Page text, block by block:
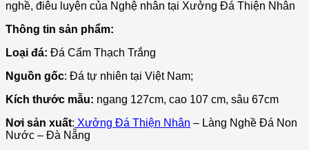
nghề, điêu luyện của Nghệ nhân tại Xưởng Đá Thiện Nhân
Thông tin sản phẩm:
Loại đá: Đá Cẩm Thạch Trắng
Nguồn gốc: Đá tự nhiên tại Việt Nam;
Kích thước mẫu: ngang 127cm, cao 107 cm, sâu 67cm
Nơi sản xuất: Xưởng Đá Thiện Nhân – Làng Nghề Đá Non
Nước – Đà Nẵng